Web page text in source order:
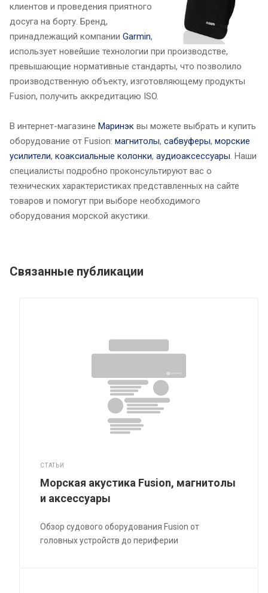
клиентов и проведения приятного
досуга на борту. Бренд,
принадлежащий компании Garmin,
использует новейшие технологии при производстве,
превышающие нормативные стандарты, что позволило
производственную объекту, изготовляющему продукты
Fusion, получить аккредитацию ISO.
В интернет-магазине Маринэк вы можете выбрать и купить
оборудование от Fusion: магнитолы, сабвуферы, морские
усилители, коаксиальные колонки, аудиоаксессуары. Наши
специалисты подробно проконсультируют вас о
технических характеристиках представленных на сайте
товаров и помогут при выборе необходимого
оборудования морской акустики.
Связанные публикации
СТАТЬИ
Морская акустика Fusion, магнитолы
и аксессуары
Обзор судового оборудования Fusion от
головных устройств до периферии